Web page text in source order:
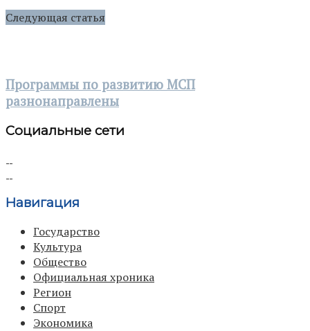
Следующая статья
Программы по развитию МСП
разнонаправлены
Социальные сети
Навигация
Государство
Культура
Общество
Официальная хроника
Регион
Спорт
Экономика